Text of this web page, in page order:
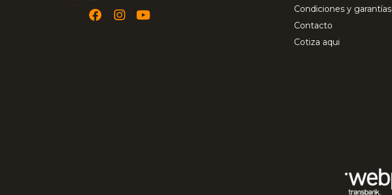
Condiciones y garantías
Contacto
Cotiza aqui